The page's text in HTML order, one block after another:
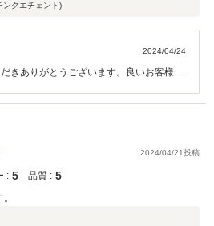
ンクエチェント)
2024/04/24
きありがとうございます。良いお客様に
しっかりフォローさせていただきますの
ます。ありがとうございました！！
2024/04/21投稿
: 5 品質 : 5